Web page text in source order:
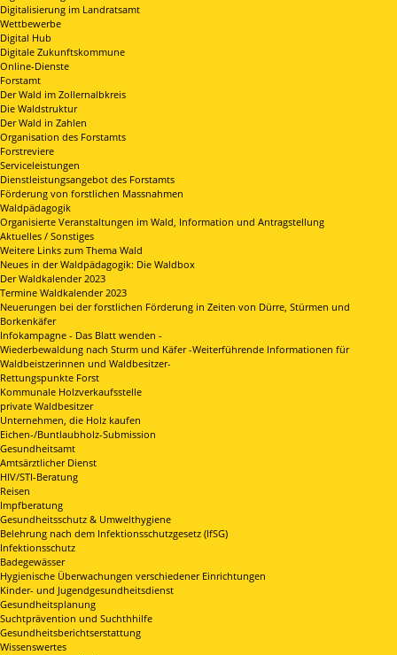
Digitalisierung im Landratsamt
Wettbewerbe
Digital Hub
Digitale Zukunftskommune
Online-Dienste
Forstamt
Der Wald im Zollernalbkreis
Die Waldstruktur
Der Wald in Zahlen
Organisation des Forstamts
Forstreviere
Serviceleistungen
Dienstleistungsangebot des Forstamts
Förderung von forstlichen Massnahmen
Waldpädagogik
Organisierte Veranstaltungen im Wald, Information und Antragstellung
Aktuelles / Sonstiges
Weitere Links zum Thema Wald
Neues in der Waldpädagogik: Die Waldbox
Der Waldkalender 2023
Termine Waldkalender 2023
Neuerungen bei der forstlichen Förderung in Zeiten von Dürre, Stürmen und
Borkenkäfer
Infokampagne - Das Blatt wenden -
Wiederbewaldung nach Sturm und Käfer -Weiterführende Informationen für
Waldbeistzerinnen und Waldbesitzer-
Rettungspunkte Forst
Kommunale Holzverkaufsstelle
private Waldbesitzer
Unternehmen, die Holz kaufen
Eichen-/Buntlaubholz-Submission
Gesundheitsamt
Amtsärztlicher Dienst
HIV/STI-Beratung
Reisen
Impfberatung
Gesundheitsschutz & Umwelthygiene
Belehrung nach dem Infektionsschutzgesetz (IfSG)
Infektionsschutz
Badegewässer
Hygienische Überwachungen verschiedener Einrichtungen
Kinder- und Jugendgesundheitsdienst
Gesundheitsplanung
Suchtprävention und Suchthhilfe
Gesundheitsberichtserstattung
Wissenswertes